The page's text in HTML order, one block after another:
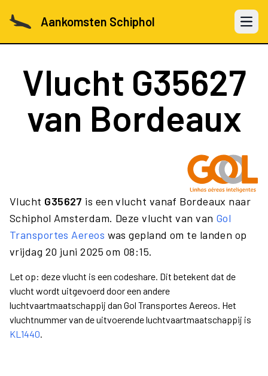
Aankomsten Schiphol Open
Vlucht G35627
van Bordeaux
Vlucht G35627 is een vlucht vanaf Bordeaux naar
Schiphol Amsterdam. Deze vlucht van van Gol
Transportes Aereos was gepland om te landen op
vrijdag 20 juni 2025 om 08:15.
Let op: deze vlucht is een codeshare. Dit betekent dat de
vlucht wordt uitgevoerd door een andere
luchtvaartmaatschappij dan Gol Transportes Aereos. Het
vluchtnummer van de uitvoerende luchtvaartmaatschappij is
KL1440.